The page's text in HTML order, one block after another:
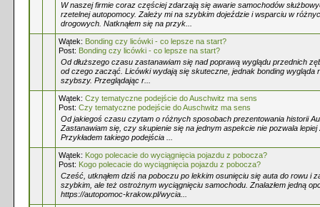
W naszej firmie coraz częściej zdarzają się awarie samochodów
rzetelnej autopomocy. Zależy mi na szybkim dojeździe i wsparciu w
drogowych. Natknąłem się na przyk...
Wątek: Bonding czy licówki - co lepsze na start?
Post: Bonding czy licówki - co lepsze na start?
Od dłuższego czasu zastanawiam się nad poprawą wyglądu przednich
od czego zacząć. Licówki wydają się skuteczne, jednak bonding wygląda
szybszy. Przeglądając r...
Wątek: Czy tematyczne podejście do Auschwitz ma sens
Post: Czy tematyczne podejście do Auschwitz ma sens
Od jakiegoś czasu czytam o różnych sposobach prezentowania historii
Zastanawiam się, czy skupienie się na jednym aspekcie nie pozwala lepiej
Przykładem takiego podejścia ...
Wątek: Kogo polecacie do wyciągnięcia pojazdu z pobocza?
Post: Kogo polecacie do wyciągnięcia pojazdu z pobocza?
Cześć, utknąłem dziś na poboczu po lekkim osunięciu się auta do rowu i
szybkim, ale też ostrożnym wyciągnięciu samochodu. Znalazłem jedną
https://autopomoc-krakow.pl/wycia...